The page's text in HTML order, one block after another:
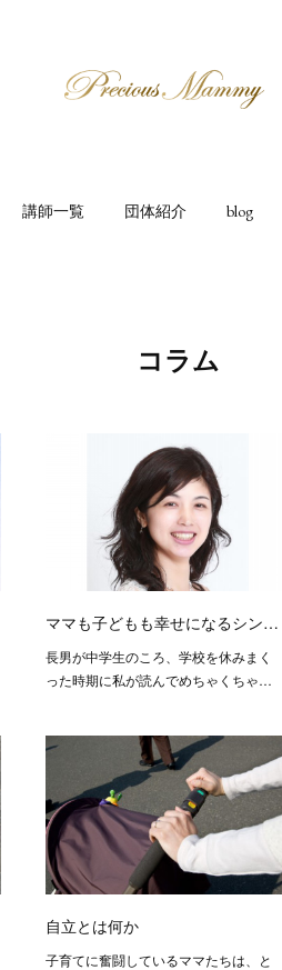
講師一覧 団体紹介 blog
コラム
ママも子どもも幸せになるシン…
長男が中学生のころ、学校を休みまく
った時期に私が読んでめちゃくちゃ…
自立とは何か
子育てに奮闘しているママたちは、と